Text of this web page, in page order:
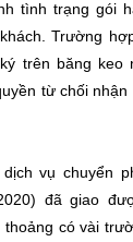
tình trạng gói
Trường
trên băng keo
từ chối
vụ chuyển
đã giao
có vài